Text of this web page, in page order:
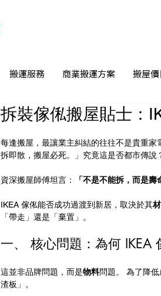
搬運服務 商業搬運方案 搬屋價
拆裝傢俬搬屋貼士：
每逢搬屋，最讓業主糾結的往往不是貴重
拆即散，搬屋必死。」究竟這是否都市傳說
資深搬屋師傅坦言： 「不是不能拆，而是壽
IKEA 傢俬能否成功過渡到新居，取決於其
「帶走」還是「棄置」。
一、 核心問題：為何 IKEA
這並非品牌問題，而是物料問題。 為了降低
渣板」。